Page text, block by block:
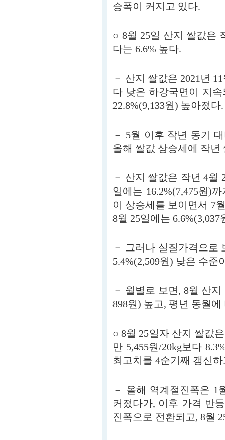
승폭이 커지고 있다.
○ 8월 25일 산지 쌀값은
다는 6.6% 높다.
－ 산지 쌀값은 2021년
다 낮은 하강국면이 지
22.8%(9,133원) 높아졌다.
－ 5월 이후 작년 동기
올해 쌀값 상승세에 작
－ 산지 쌀값은 작년 4월
일에는 16.2%(7,475원)
이 상승세를 보이면서 7
8월 25일에는 6.6%(3,037
－ 그러나 실질가격으로
5.4%(2,509원) 낮은 수준
－ 월별로 보면, 8월 산
898원) 높고, 평년 동월
○ 8월 25일자 산지 쌀값
만 5,455원/20kg보다
최고치를 4순기째 갱신
－ 올해 역계절진폭은 1
커졌다가, 이후 가격 반
진폭으로 전환되고, 8월